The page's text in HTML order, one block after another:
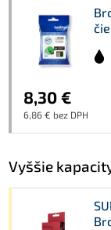
8,30 €
6,86 € bez DPH
Vyššie